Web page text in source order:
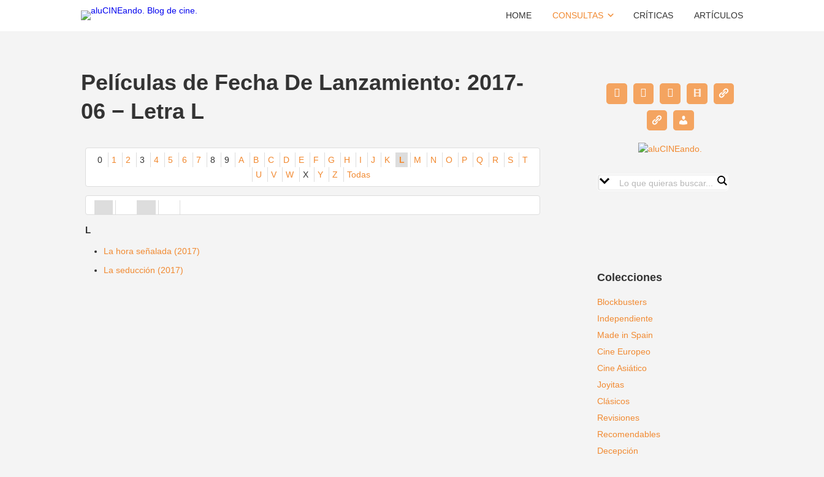
HOME CONSULTAS CRÍTICAS ARTÍCULOS
Películas de Fecha De Lanzamiento: 2017-
06 − Letra L
0 1 2 3 4 5 6 7 8 9 A B C D E F G H I J K L M N O P Q R S
T
U
V W X Y Z Todas
L
La hora señalada (2017)
La seducción (2017)
Colecciones
Blockbusters
Independiente
Made in Spain
Cine Europeo
Cine Asiático
Joyitas
Clásicos
Revisiones
Recomendables
Decepción